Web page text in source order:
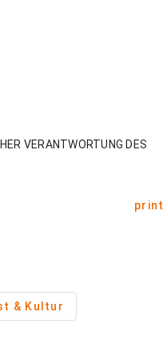
VERANTWORTUNG DES
print
& Kultur